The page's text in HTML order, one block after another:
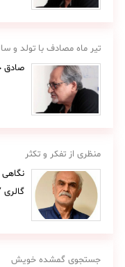
تیر ماه مصادف با تولد
صادق
منظری از تفکر و تکثر
گالری
جستجوی گمشده خویش